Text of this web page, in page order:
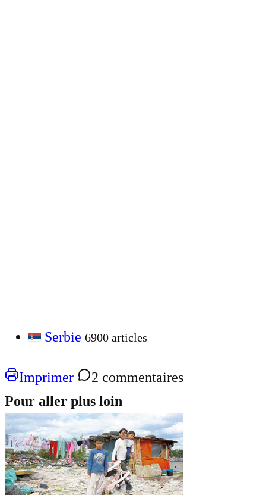
Serbie 6900 articles
Imprimer
2 commentaires
Pour aller plus loin